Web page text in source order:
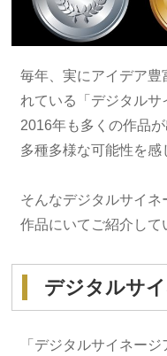
毎年、実にアイデア豊
れている「デジタルサ
2016年も多くの作品
多種多様な可能性を感
そんなデジタルサイ
作品にいてご紹介して
デジタルサ
「デジタルサイネー